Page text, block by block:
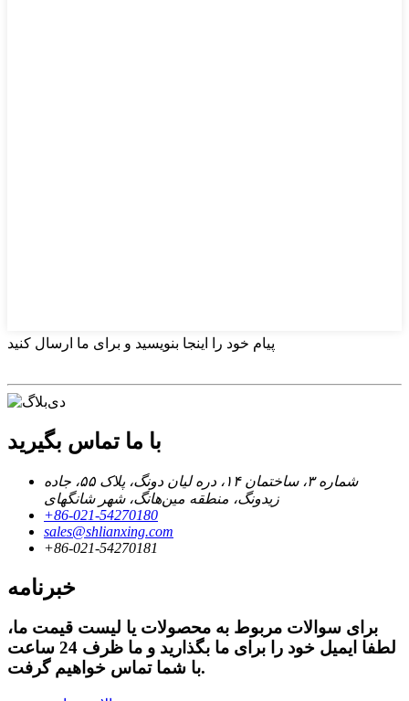
پیام خود را اینجا بنویسید و برای ما ارسال کنید
با ما تماس بگیرید
شماره ۳، ساختمان ۱۴، دره لیان دونگ، پلاک ۵۵، جاده
زیدونگ، منطقه مین‌هانگ، شهر شانگهای
‎+86-021-54270180‎
sales@shlianxing.com
‎+86-021-54270181‎
خبرنامه
برای سوالات مربوط به محصولات یا لیست قیمت ما،
لطفا ایمیل خود را برای ما بگذارید و ما ظرف 24 ساعت
با شما تماس خواهیم گرفت.